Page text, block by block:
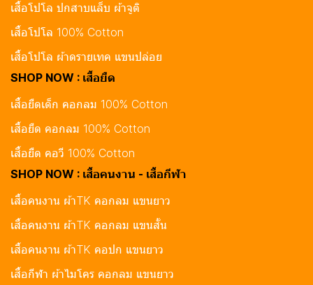
เสื้อโปโล ปกสาบแล็บ ผ้าจูติ
เสื้อโปโล 100% Cotton
เสื้อโปโล ผ้าดรายเทค แขนปล่อย
SHOP NOW : เสื้อยืด
เสื้อยืดเด็ก คอกลม 100% Cotton
เสื้อยืด คอกลม 100% Cotton
เสื้อยืด คอวี 100% Cotton
SHOP NOW : เสื้อคนงาน - เสื้อกีฬา
เสื้อคนงาน ผ้าTK คอกลม แขนยาว
เสื้อคนงาน ผ้าTK คอกลม แขนสั้น
เสื้อคนงาน ผ้าTK คอปก แขนยาว
เสื้อกีฬา ผ้าไมโคร คอกลม แขนยาว